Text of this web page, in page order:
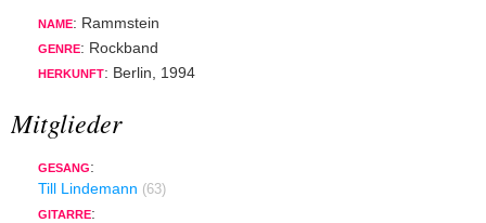
NAME: Rammstein
GENRE: Rockband
HERKUNFT: Berlin, 1994
Mitglieder
GESANG:
Till Lindemann (63)
GITARRE: